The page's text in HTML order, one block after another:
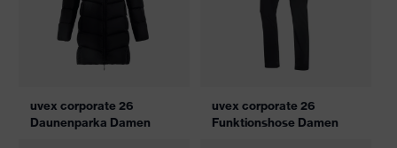
uvex corporate 26
Daunenparka Damen
uvex corporate 26
Funktionshose Damen